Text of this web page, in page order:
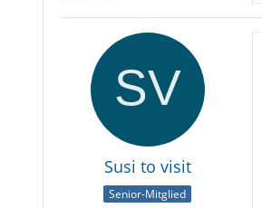
Susi to visit
Senior-Mitglied